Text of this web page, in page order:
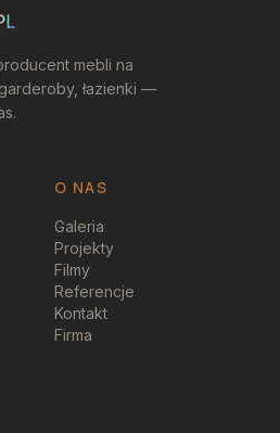
mebli na
łazienki —
O NAS
Galeria
Projekty
Filmy
Referencje
Kontakt
Firma